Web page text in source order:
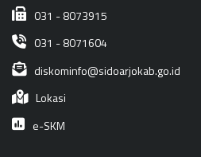
031 - 8073915
031 - 8071604
diskominfo@sidoarjokab.go.id
Lokasi
e-SKM